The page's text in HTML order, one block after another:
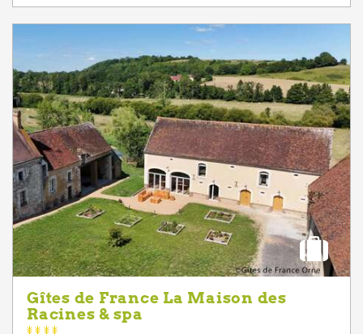
Gîtes de France La Maison des
Racines & spa